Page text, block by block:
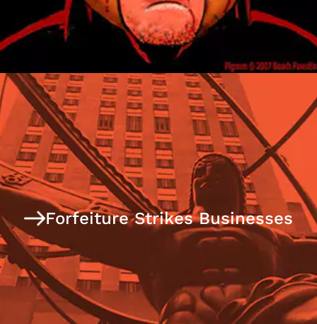
Forfeiture Strikes Businesses